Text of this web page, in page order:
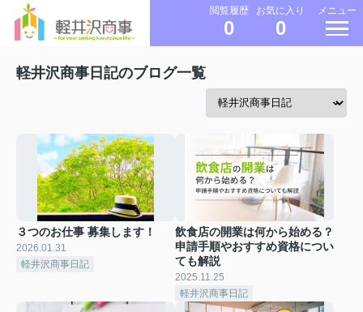
閲覧履歴
0
お気に入り
0
メニュー
軽井沢商事日記のブログ一覧
３つのお仕事 募集します！
2026.01.31
軽井沢商事日記
飲食店の開業は何から始める？
申請手順やおすすめ資格につい
ても解説
2025.11.25
軽井沢商事日記